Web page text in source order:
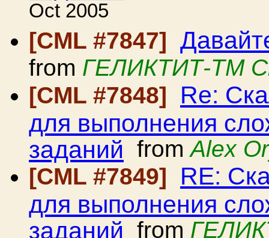
Oct 2005
[CML #7847]
from ГЕЛИКТИТ-ТМ
[CML #7848]
Re:
для выполнения
заданий fromAlex
[CML #7849]
RE:
для выполнения
заданий from